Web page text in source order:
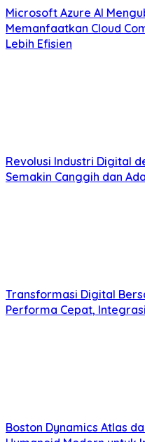
Microsoft Azure AI
Memanfaatkan Cloud
Lebih Efisien
Revolusi Industri Digital
Semakin Canggih dan
Transformasi Digital
Performa Cepat,
Boston Dynamics Atlas